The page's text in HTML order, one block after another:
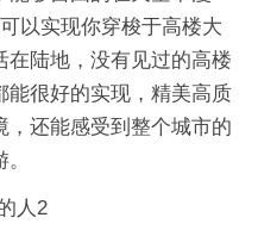
以实现你穿梭于高楼大
在陆地，没有见过的高楼
能很好的实现，精美高质
还能感受到整个城市的